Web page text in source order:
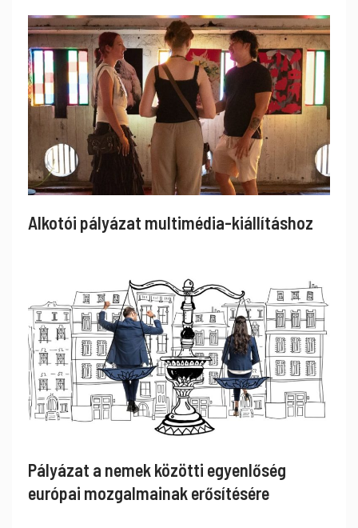
Alkotói pályázat multimédia-kiállításhoz
Pályázat a nemek közötti egyenlőség
európai mozgalmainak erősítésére